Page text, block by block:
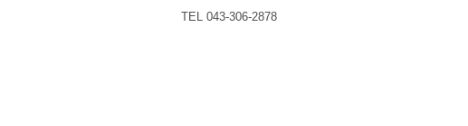
TEL 043-306-2878